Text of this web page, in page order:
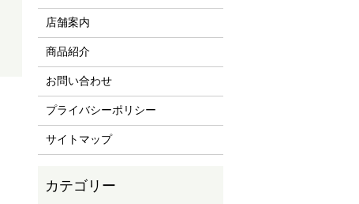
店舗案内
商品紹介
お問い合わせ
プライバシーポリシー
サイトマップ